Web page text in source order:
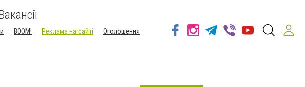
BOOM! Реклама на сайті
Оголошення